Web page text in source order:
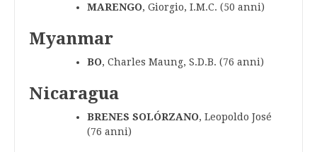
MARENGO, Giorgio, I.M.C. (50 anni)
Myanmar
BO, Charles Maung, S.D.B. (76 anni)
Nicaragua
BRENES SOLÓRZANO, Leopoldo José
(76 anni)